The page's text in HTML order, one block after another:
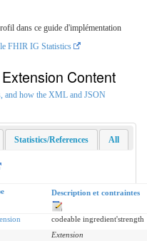
dans ce guide d'implémentation
le FHIR IG Statistics
Content
and how the XML and JSON
Statistics/References All
Description et contraintes
codeable ingredient'strength
Extension